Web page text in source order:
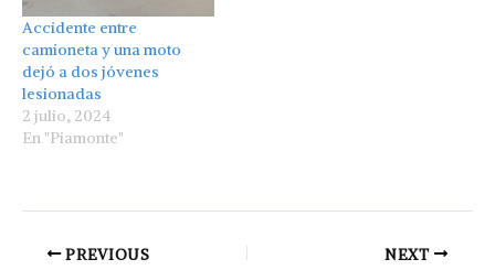
Accidente entre
camioneta y una moto
dejó a dos jóvenes
lesionadas
2 julio, 2024
En "Piamonte"
PREVIOUS NEXT